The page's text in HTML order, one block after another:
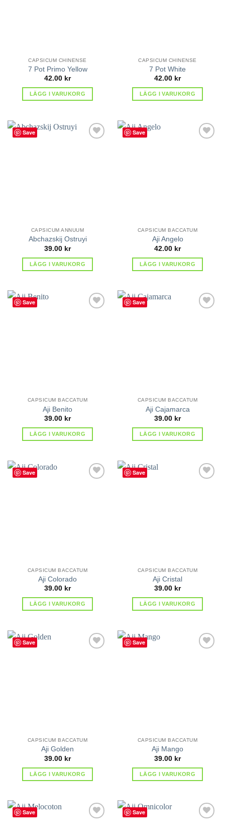
CAPSICUM CHINENSE
7 Pot Primo Yellow
42.00 kr
LÄGG I VARUKORG
CAPSICUM CHINENSE
7 Pot White
42.00 kr
LÄGG I VARUKORG
Save
CAPSICUM ANNUUM
Abchazskij Ostruyi
39.00 kr
LÄGG I VARUKORG
Save
CAPSICUM BACCATUM
Aji Angelo
42.00 kr
LÄGG I VARUKORG
Save
CAPSICUM BACCATUM
Aji Benito
39.00 kr
LÄGG I VARUKORG
Save
CAPSICUM BACCATUM
Aji Cajamarca
39.00 kr
LÄGG I VARUKORG
Save
CAPSICUM BACCATUM
Aji Colorado
39.00 kr
LÄGG I VARUKORG
Save
CAPSICUM BACCATUM
Aji Cristal
39.00 kr
LÄGG I VARUKORG
Save
CAPSICUM BACCATUM
Aji Golden
39.00 kr
LÄGG I VARUKORG
Save
CAPSICUM BACCATUM
Aji Mango
39.00 kr
LÄGG I VARUKORG
Save Save